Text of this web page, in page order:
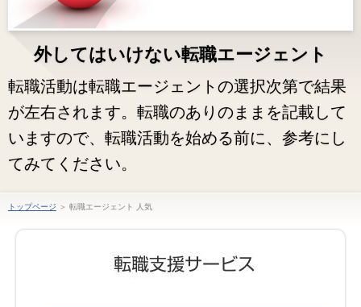
外してはいけない転職エージェント
転職活動は転職エージェントの選択次第で結果
が左右されます。転職のありのままを記載して
いますので、転職活動を始める前に、参考にし
てみてください。
トップページ ＞ 転職エージェント 人気